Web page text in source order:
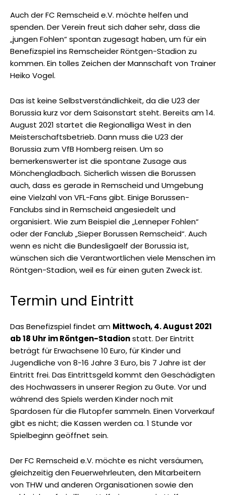
Auch der FC Remscheid e.V. möchte helfen und
spenden. Der Verein freut sich daher sehr, dass die
„jungen Fohlen“ spontan zugesagt haben, um für ein
Benefizspiel ins Remscheider Röntgen-Stadion zu
kommen. Ein tolles Zeichen der Mannschaft von Trainer
Heiko Vogel.
Das ist keine Selbstverständlichkeit, da die U23 der
Borussia kurz vor dem Saisonstart steht. Bereits am 14.
August 2021 startet die Regionalliga West in den
Meisterschaftsbetrieb. Dann muss die U23 der
Borussia zum VfB Homberg reisen. Um so
bemerkenswerter ist die spontane Zusage aus
Mönchengladbach. Sicherlich wissen die Borussen
auch, dass es gerade in Remscheid und Umgebung
eine Vielzahl von VFL-Fans gibt. Einige Borussen-
Fanclubs sind in Remscheid angesiedelt und
organisiert. Wie zum Beispiel die „Lenneper Fohlen“
oder der Fanclub „Sieper Borussen Remscheid“. Auch
wenn es nicht die Bundesligaelf der Borussia ist,
wünschen sich die Verantwortlichen viele Menschen im
Röntgen-Stadion, weil es für einen guten Zweck ist.
Termin und Eintritt
Das Benefizspiel findet am Mittwoch, 4. August 2021
ab 18 Uhr im Röntgen-Stadionstatt. Der Eintritt
beträgt für Erwachsene 10 Euro, für Kinder und
Jugendliche von 8-16 Jahre 3 Euro, bis 7 Jahre ist der
Eintritt frei. Das Eintrittsgeld kommt den Geschädigten
des Hochwassers in unserer Region zu Gute. Vor und
während des Spiels werden Kinder noch mit
Spardosen für die Flutopfer sammeln. Einen Vorverkauf
gibt es nicht; die Kassen werden ca. 1 Stunde vor
Spielbeginn geöffnet sein.
Der FC Remscheid e.V. möchte es nicht versäumen,
gleichzeitig den Feuerwehrleuten, den Mitarbeitern
von THW und anderen Organisationen sowie den